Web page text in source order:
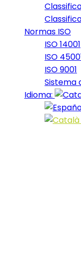
Normas ISO
ISO 14001
ISO
ISO 9001
Sistema
Idioma: